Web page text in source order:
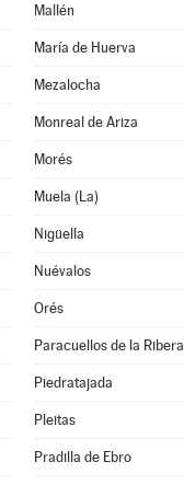
Mallén
María de Huerva
Mezalocha
Monreal de Ariza
Morés
Muela (La)
Nigüella
Nuévalos
Orés
Paracuellos de la Ribera
Piedratajada
Pleitas
Pradilla de Ebro